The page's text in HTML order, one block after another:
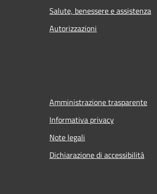
Salute, benessere e assistenza
Autorizzazioni
Amministrazione trasparente
Informativa privacy
Note legali
Dichiarazione di accessibilità